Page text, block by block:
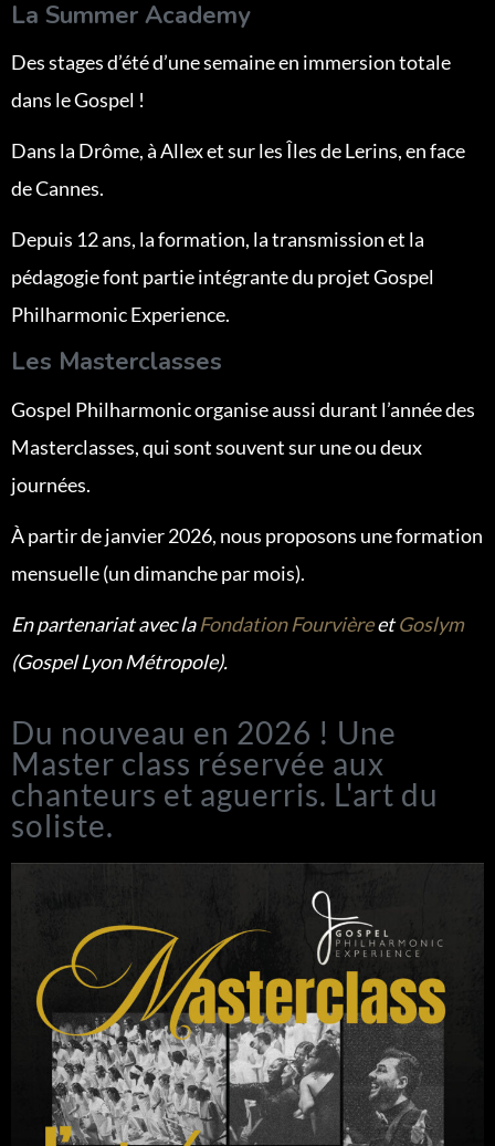
La Summer Academy
Des stages d’été d’une semaine en immersion totale
dans le Gospel !
Dans la Drôme, à Allex et sur les Îles de Lerins, en face
de Cannes.
Depuis 12 ans, la formation, la transmission et la
pédagogie font partie intégrante du projet Gospel
Philharmonic Experience.
Les Masterclasses
Gospel Philharmonic organise aussi durant l’année des
Masterclasses, qui sont souvent sur une ou deux
journées.
À partir de janvier 2026, nous proposons une formation
mensuelle (un dimanche par mois).
En partenariat avec laFondation FourvièreetGoslym
(Gospel Lyon Métropole).
Du nouveau en 2026 ! Une
Master class réservée aux
chanteurs et aguerris. L'art du
soliste.